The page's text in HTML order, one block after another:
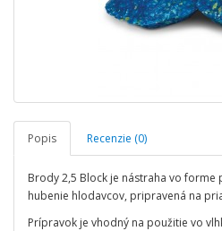
Popis Recenzie (0)
Brody 2,5 Block je nástraha vo forme
hubenie hlodavcov, pripravená na
Prípravok je vhodný na použitie vo